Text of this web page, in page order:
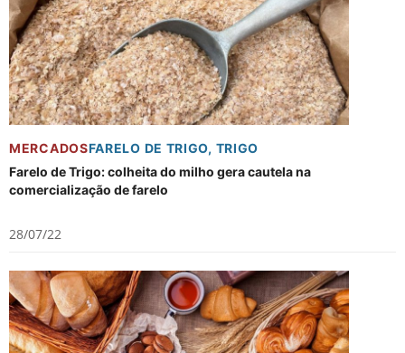
MERCADOSFARELO DE TRIGO, TRIGO
Farelo de Trigo: colheita do milho gera cautela na
comercialização de farelo
28/07/22